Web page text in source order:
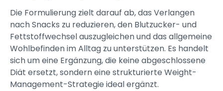
Die Formulierung zielt darauf ab, das Verlangen
nach Snacks zu reduzieren, den Blutzucker- und
Fettstoffwechsel auszugleichen und das allgemeine
Wohlbefinden im Alltag zu unterstützen. Es handelt
sich um eine Ergänzung, die keine abgeschlossene
Diät ersetzt, sondern eine strukturierte Weight-
Management-Strategie ideal ergänzt.